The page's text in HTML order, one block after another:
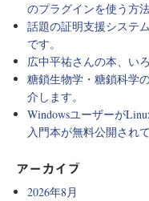
のプラグインを使う方
話題の証明支援システ
です。
広中平祐さんの本、いろ
糖鎖生物学・糖鎖科学
介します。
Windowsユーザーが
入門本が無料公開され
アーカイブ
2026年8月